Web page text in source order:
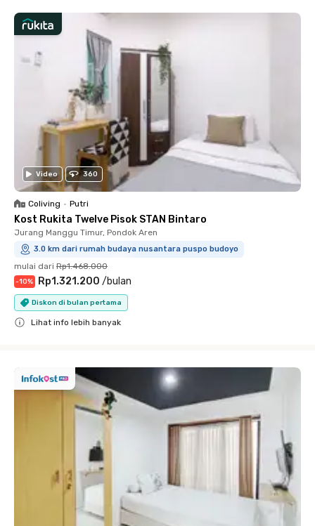
Video 360
Coliving • Putri
Kost Rukita Twelve Pisok STAN Bintaro
Jurang Manggu Timur, Pondok Aren
3.0 km dari rumah budaya nusantara puspo budoyo
mulai dari Rp1.468.000
-10% Rp1.321.200 /bulan
Diskon di bulan pertama
Lihat info lebih banyak